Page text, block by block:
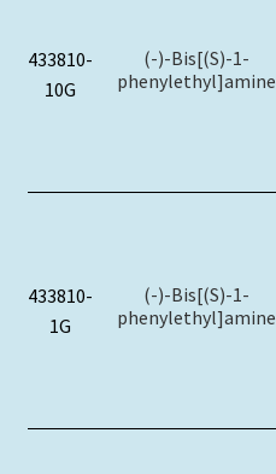
433810-
10G
(-)-Bis[(S)-1-
phenylethyl]amine
433810-
1G
(-)-Bis[(S)-1-
phenylethyl]amine